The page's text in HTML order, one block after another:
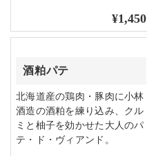
¥1,450
酒粕パテ
北海道産の鶏肉・豚肉に小林
酒造の酒粕を練り込み、クル
ミと柚子を効かせた大人のパ
テ・ド・ヴィアンド。